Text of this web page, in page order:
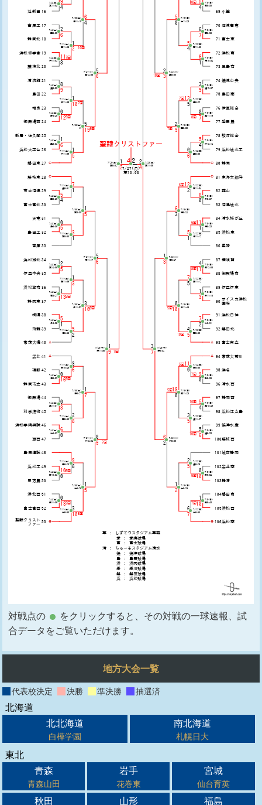
対戦点の
をクリックすると、その対戦の一球速報、試
合データをご覧いただけます。
地方大会一覧
代表校決定 決勝 準決勝 抽選済
北海道
北北海道
白樺学園
南北海道
札幌日大
東北
青森
青森山田
岩手
花巻東
宮城
仙台育英
秋田 山形 福島